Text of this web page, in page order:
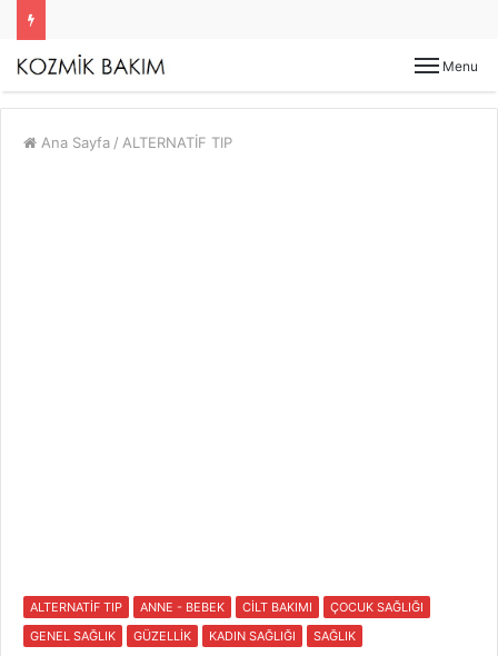
Menu
Ana Sayfa / ALTERNATİF TIP
ALTERNATİF TIP ANNE - BEBEK CİLT BAKIMI
ÇOCUK SAĞLIĞI
GENEL SAĞLIK
GÜZELLİK KADIN SAĞLIĞI SAĞLIK